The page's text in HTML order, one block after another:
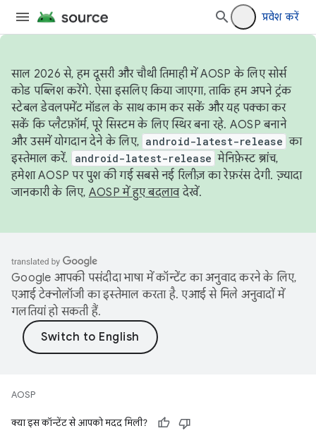
प्रवेश करें
साल 2026 से, हम दूसरी और चौथी तिमाही में AOSP के लिए सोर्स
कोड पब्लिश करेंगे. ऐसा इसलिए किया जाएगा, ताकि हम अपने ट्रंक
स्टेबल डेवलपमेंट मॉडल के साथ काम कर सकें और यह पक्का कर
सकें कि प्लैटफ़ॉर्म, पूरे सिस्टम के लिए स्थिर बना रहे. AOSP बनाने
और उसमें योगदान देने के लिए, android-latest-release का
इस्तेमाल करें.
android-latest-release मेनिफ़ेस्ट ब्रांच,
हमेशा AOSP पर पुश की गई सबसे नई रिलीज़ का रेफ़रंस देगी. ज़्यादा
जानकारी के लिए, AOSP में हुए बदलावदेखें.
Google आपकी पसंदीदा भाषा में कॉन्टेंट का अनुवाद करने के लिए,
एआई टेक्नोलॉजी का इस्तेमाल करता है. एआई से मिले अनुवादों में
गलतियां हो सकती हैं.
AOSP
क्या इस कॉन्टेंट से आपको मदद मिली?